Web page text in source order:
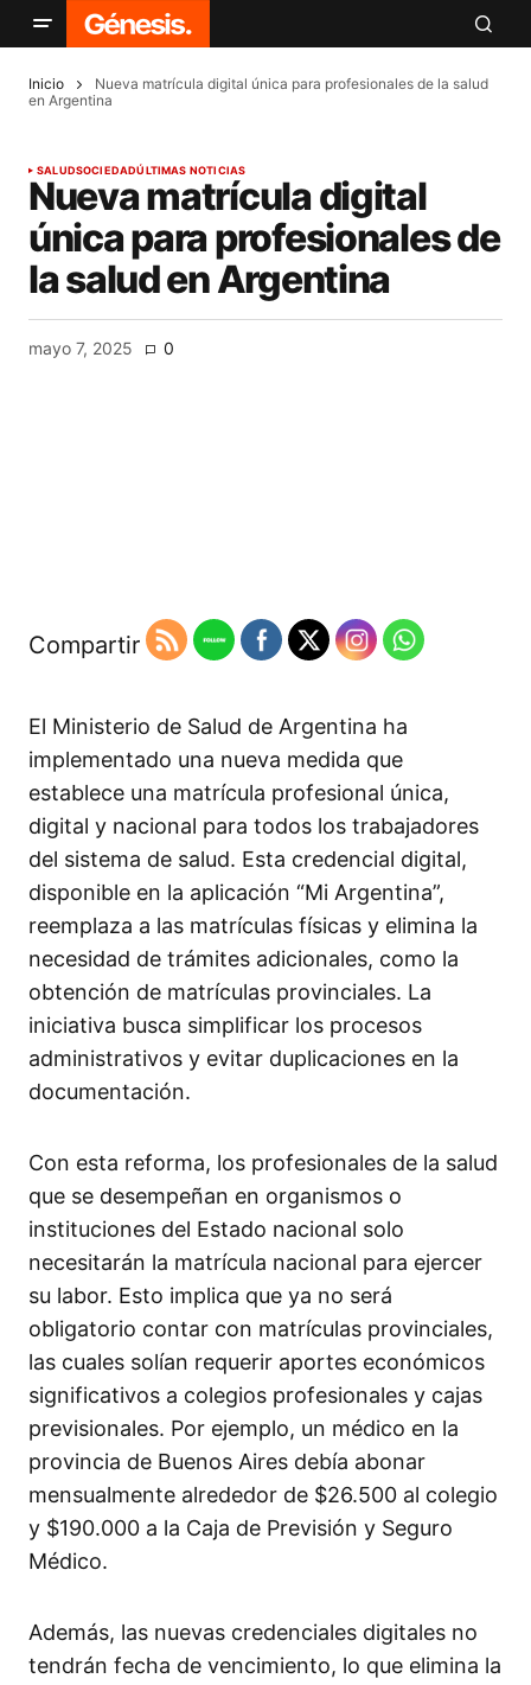
Inicio
Nueva matrícula digital única para profesionales de la salud
en Argentina
SALUDSOCIEDADÚLTIMAS NOTICIAS
Nueva matrícula digital
única para profesionales de
la salud en Argentina
mayo 7, 2025 0
Compartir
El Ministerio de Salud de Argentina ha
implementado una nueva medida que
establece una matrícula profesional única,
digital y nacional para todos los trabajadores
del sistema de salud. Esta credencial digital,
disponible en la aplicación “Mi Argentina”,
reemplaza a las matrículas físicas y elimina la
necesidad de trámites adicionales, como la
obtención de matrículas provinciales. La
iniciativa busca simplificar los procesos
administrativos y evitar duplicaciones en la
documentación.
Con esta reforma, los profesionales de la salud
que se desempeñan en organismos o
instituciones del Estado nacional solo
necesitarán la matrícula nacional para ejercer
su labor. Esto implica que ya no será
obligatorio contar con matrículas provinciales,
las cuales solían requerir aportes económicos
significativos a colegios profesionales y cajas
previsionales. Por ejemplo, un médico en la
provincia de Buenos Aires debía abonar
mensualmente alrededor de $26.500 al colegio
y $190.000 a la Caja de Previsión y Seguro
Médico.
Además, las nuevas credenciales digitales no
tendrán fecha de vencimiento, lo que elimina la